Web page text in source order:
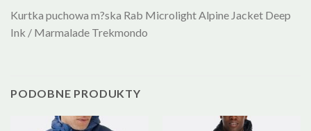
Kurtka puchowa m?ska Rab Microlight Alpine Jacket Deep
Ink / Marmalade Trekmondo
PODOBNE PRODUKTY